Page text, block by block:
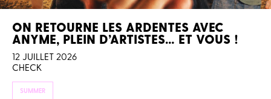
ON RETOURNE LES ARDENTES AVEC
ANYME, PLEIN D’ARTISTES… ET VOUS !
12 JUILLET 2026
CHECK
SUMMER